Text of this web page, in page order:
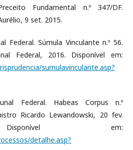
Fundamental n.º 347/DF.
9 set. 2015.
Federal. Súmula Vinculante n.º 56.
Federal, 2016. Disponível em:
sumulavinculante.asp?
Federal. Habeas Corpus n.º
Ricardo Lewandowski, 20 fev.
em:
detalhe.asp?